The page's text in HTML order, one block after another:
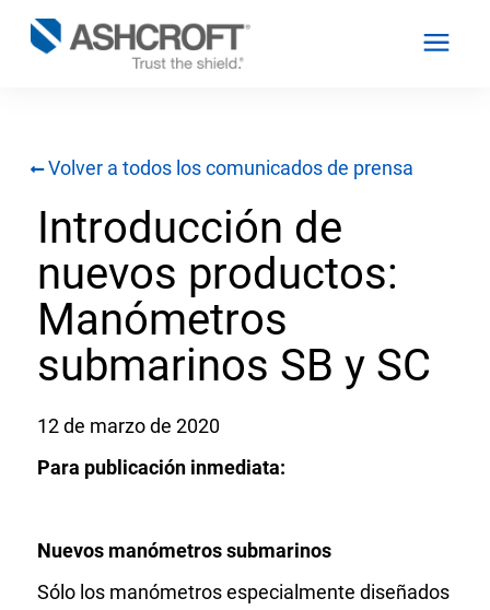
Español
Productos
Industrias
Recursos
Acerca de
Volver a todos los comunicados de prensa
Introducción de
nuevos productos:
Manómetros
submarinos SB y SC
12 de marzo de 2020
Para publicación inmediata:
Nuevos manómetros submarinos
Sólo los manómetros especialmente diseñados